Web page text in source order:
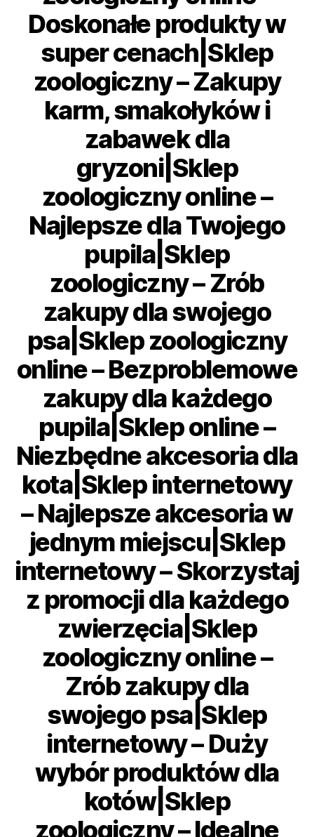
Doskonałe produkty w
super cenach|Sklep
zoologiczny – Zakupy
karm, smakołyków i
zabawek dla
gryzoni|Sklep
zoologiczny online –
Najlepsze dla Twojego
pupila|Sklep
zoologiczny – Zrób
zakupy dla swojego
psa|Sklep zoologiczny
online – Bezproblemowe
zakupy dla każdego
pupila|Sklep online –
Niezbędne akcesoria dla
kota|Sklep internetowy
– Najlepsze akcesoria w
jednym miejscu|Sklep
internetowy – Skorzystaj
z promocji dla każdego
zwierzęcia|Sklep
zoologiczny online –
Zrób zakupy dla
swojego psa|Sklep
internetowy – Duży
wybór produktów dla
kotów|Sklep
zoologiczny – Idealne